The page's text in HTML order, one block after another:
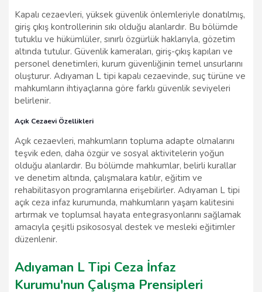
Kapalı cezaevleri, yüksek güvenlik önlemleriyle donatılmış,
giriş çıkış kontrollerinin sıkı olduğu alanlardır. Bu bölümde
tutuklu ve hükümlüler, sınırlı özgürlük haklarıyla, gözetim
altında tutulur. Güvenlik kameraları, giriş-çıkış kapıları ve
personel denetimleri, kurum güvenliğinin temel unsurlarını
oluşturur. Adıyaman L tipi kapalı cezaevinde, suç türüne ve
mahkumların ihtiyaçlarına göre farklı güvenlik seviyeleri
belirlenir.
Açık Cezaevi Özellikleri
Açık cezaevleri, mahkumların topluma adapte olmalarını
teşvik eden, daha özgür ve sosyal aktivitelerin yoğun
olduğu alanlardır. Bu bölümde mahkumlar, belirli kurallar
ve denetim altında, çalışmalara katılır, eğitim ve
rehabilitasyon programlarına erişebilirler. Adıyaman L tipi
açık ceza infaz kurumunda, mahkumların yaşam kalitesini
artırmak ve toplumsal hayata entegrasyonlarını sağlamak
amacıyla çeşitli psikososyal destek ve mesleki eğitimler
düzenlenir.
Adıyaman L Tipi Ceza İnfaz
Kurumu'nun Çalışma Prensipleri